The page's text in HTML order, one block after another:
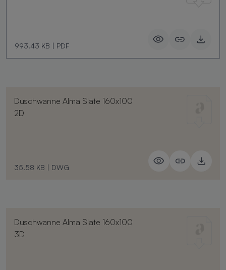
993.43 KB | PDF
Duschwanne Alma Slate 160x100
2D
35.58 KB | DWG
Duschwanne Alma Slate 160x100
3D